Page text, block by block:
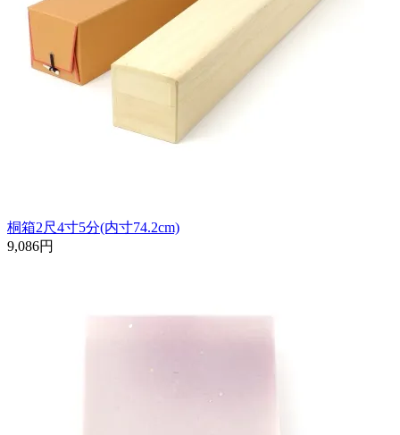
桐箱2尺4寸5分(内寸74.2cm)
9,086円